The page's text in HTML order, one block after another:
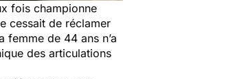
fois championne
cessait de réclamer
femme de 44 ans n’a
des articulations